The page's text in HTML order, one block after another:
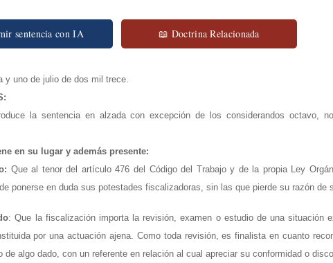
sentencia con IA 📖 Doctrina Relacionada
y uno de julio de dos mil trece.
la sentencia en alzada con excepción de los considerandos octavo,
en su lugar y además presente:
Que al tenor del artículo 476 del Código del Trabajo y de la propia Ley
ponerse en duda sus potestades fiscalizadoras, sin las que pierde su razón de
: Que la fiscalización importa la revisión, examen o estudio de una situación
por una actuación ajena. Como toda revisión, es finalista en cuanto
de algo dado, con un referente en relación al cual apreciar su conformidad o